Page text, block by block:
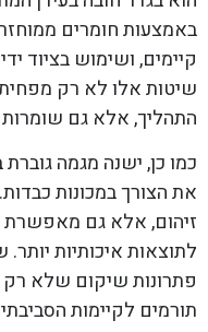
באמצעות חומרים
קיימים, ושימוש בציוד
שיטות אלו לא רק
התהליך, אלא גם
כמו כן, ישנה מגמה
את הצורך במכונות
זיהום, אלא גם מאפשרת
לתוצאות איכותיות
פתרונות שיקום שלא
תורמים לקיימות